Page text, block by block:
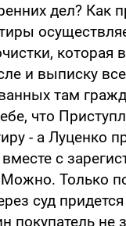
дел? Как
которая
и выписку
там
что
- а Луценко
с
Только
суд
покупатель не